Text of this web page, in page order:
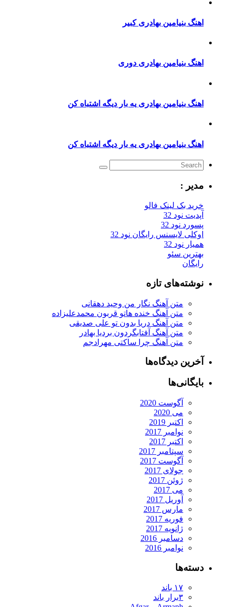
بنیامین بهادری کبیر
بنیامین بهادری دوری
بنیامین بهادری یه بار دیگه اشتباه کن
بنیامین بهادری یه بار دیگه اشتباه کن
:
بک لینک فالو
نود 32
لایسنس رایگان نود 32
نود 32
سئو
تازه
متن آهنگ نگار من وحید دهقانی
متن آهنگ خنده هاتو قربون محمدعلیزاده
متن آهنگ دریا بدون تو علی صدیقی
متن آهنگ آفتابگردون بردیا بهادر
متن آهنگ چرا ساکتی مهرادجم
دیدگاه‌ها
آگوست 2020
سپتامبر 2017
آگوست 2017
جولای 2017
مارس 2017
دسامبر 2016